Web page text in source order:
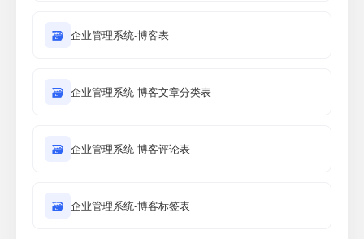
🗃 企业管理系统-博客表
🗃 企业管理系统-博客文章分类表
🗃 企业管理系统-博客评论表
🗃 企业管理系统-博客标签表